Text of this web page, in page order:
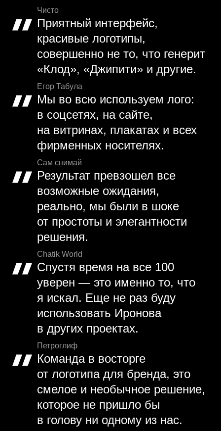
Чисто
Приятный интерфейс,
красивые логотипы,
совершенно не то, что генерит
«Клод», «Джипити» и другие.
Егор Табула
Мы во всю используем лого:
в соцсетях, на сайте,
на витринах, плакатах и всех
фирменных носителях.
Сам снимай
Результат превзошел все
возможные ожидания,
реально, мы были в шоке
от простоты и элегантности
решения.
Chatik World
Спустя время на все 100
уверен — это именно то, что
я искал. Еще не раз буду
использовать Иронова
в других проектах.
Петроглиф
Команда в восторге
от логотипа для бренда, это
смелое и необычное решение,
которое не пришло бы
в голову ни одному из нас.